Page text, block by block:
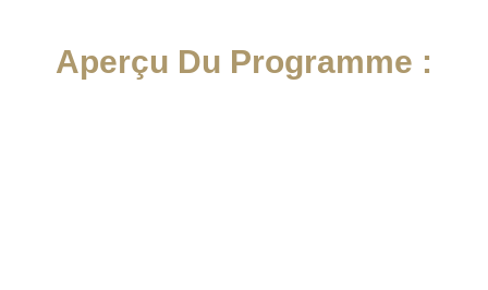
Aperçu Du Programme :